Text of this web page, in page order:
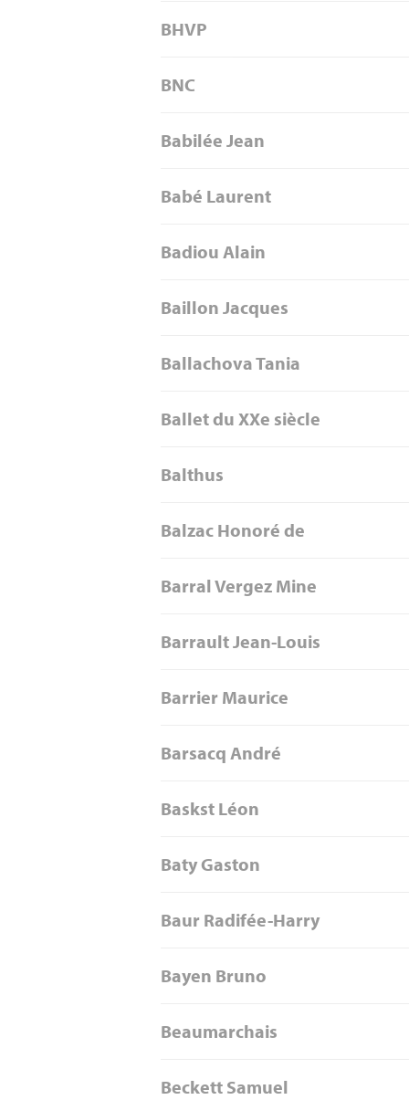
BHVP
BNC
Babilée Jean
Babé Laurent
Badiou Alain
Baillon Jacques
Ballachova Tania
Ballet du XXe siècle
Balthus
Balzac Honoré de
Barral Vergez Mine
Barrault Jean-Louis
Barrier Maurice
Barsacq André
Baskst Léon
Baty Gaston
Baur Radifée-Harry
Bayen Bruno
Beaumarchais
Beckett Samuel